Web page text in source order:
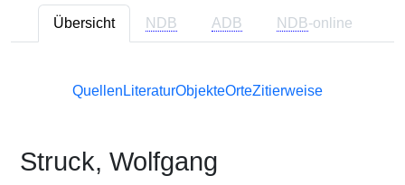
Übersicht NDB ADB NDB-online
Quellen LiteraturObjekteOrteZitierweise
Struck, Wolfgang